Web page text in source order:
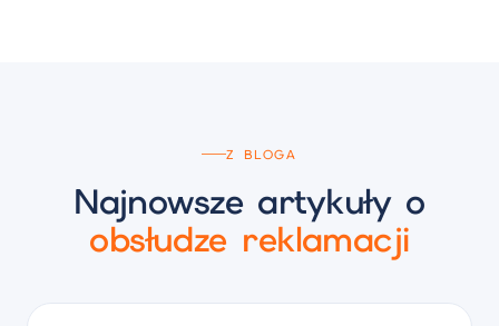
Z BLOGA
Najnowsze artykuły o
obsłudze reklamacji